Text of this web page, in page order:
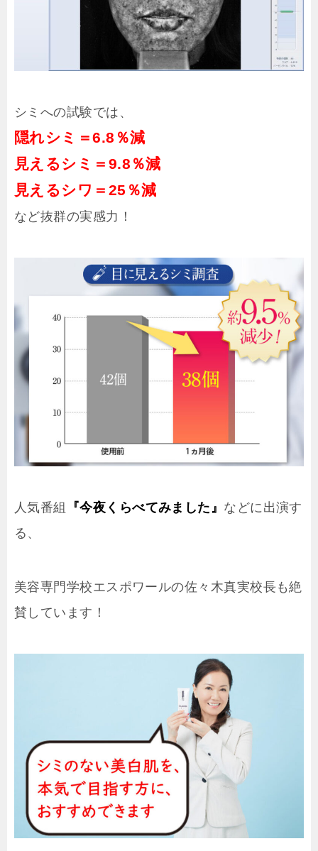
シミへの試験では、
隠れシミ＝6.8％減
見えるシミ＝9.8％減
見えるシワ＝25％減
など抜群の実感力！
人気番組 『今夜くらべてみました』 などに出演す
る、
美容専門学校エスポワールの佐々木真実校長も絶
賛しています！